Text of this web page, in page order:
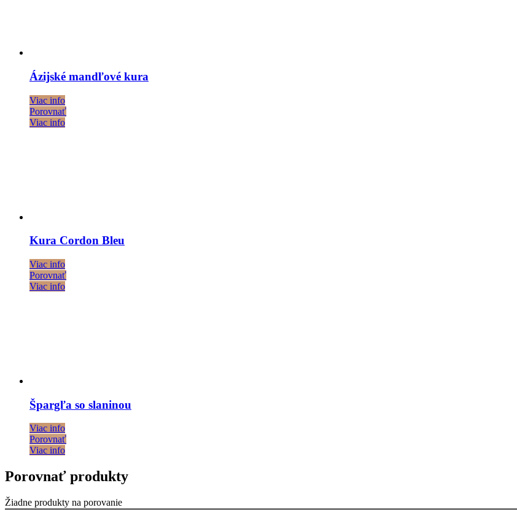
Ázijské mandľové kura
Viac info
Porovnať
Viac info
Kura Cordon Bleu
Viac info
Porovnať
Viac info
Špargľa so slaninou
Viac info
Porovnať
Viac info
Porovnať produkty
Žiadne produkty na porovanie